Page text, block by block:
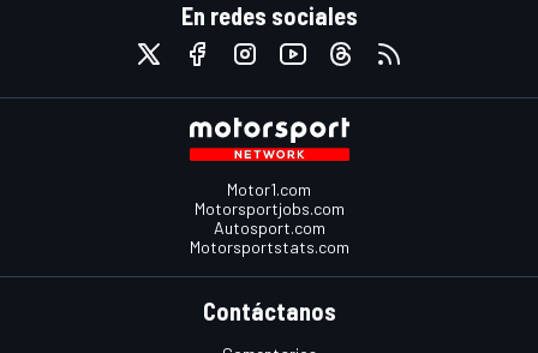
En redes sociales
Motor1.com
Motorsportjobs.com
Autosport.com
Motorsportstats.com
Contáctanos